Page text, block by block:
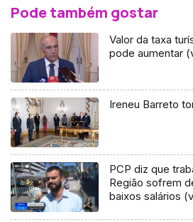
Pode também gostar
Valor da taxa
pode aumentar
Ireneu Barreto
PCP diz que
Região sofrem
baixos salários